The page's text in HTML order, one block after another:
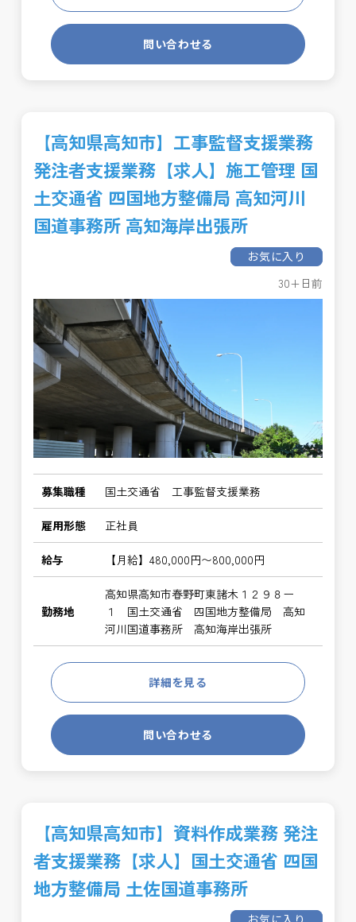
問い合わせる
【高知県高知市】工事監督支援業務
発注者支援業務【求人】施工管理 国
土交通省 四国地方整備局 高知河川
国道事務所 高知海岸出張所
お気に入り
30+日前
募集職種 国土交通省 工事監督支援業務
雇用形態 正社員
給与 【月給】480,000円〜800,000円
勤務地
高知県高知市春野町東諸木１２９８ー
１ 国土交通省 四国地方整備局 高知
河川国道事務所 高知海岸出張所
詳細を見る
問い合わせる
【高知県高知市】資料作成業務 発注
者支援業務【求人】国土交通省 四国
地方整備局 土佐国道事務所
お気に入り